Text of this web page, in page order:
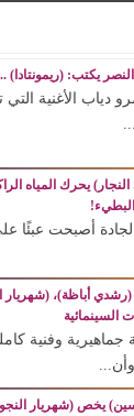
يكتب:
دياب الأغنية
يحرك المياه
الجادة أصبحت عبئًا
أباظة)، (شهريار
السينمائية
جماهيرية وفنية
يخص (شهريار